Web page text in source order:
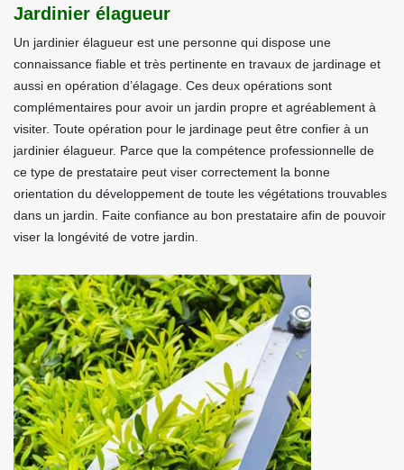
Jardinier élagueur
Un jardinier élagueur est une personne qui dispose une
connaissance fiable et très pertinente en travaux de jardinage et
aussi en opération d’élagage. Ces deux opérations sont
complémentaires pour avoir un jardin propre et agréablement à
visiter. Toute opération pour le jardinage peut être confier à un
jardinier élagueur. Parce que la compétence professionnelle de
ce type de prestataire peut viser correctement la bonne
orientation du développement de toute les végétations trouvables
dans un jardin. Faite confiance au bon prestataire afin de pouvoir
viser la longévité de votre jardin.